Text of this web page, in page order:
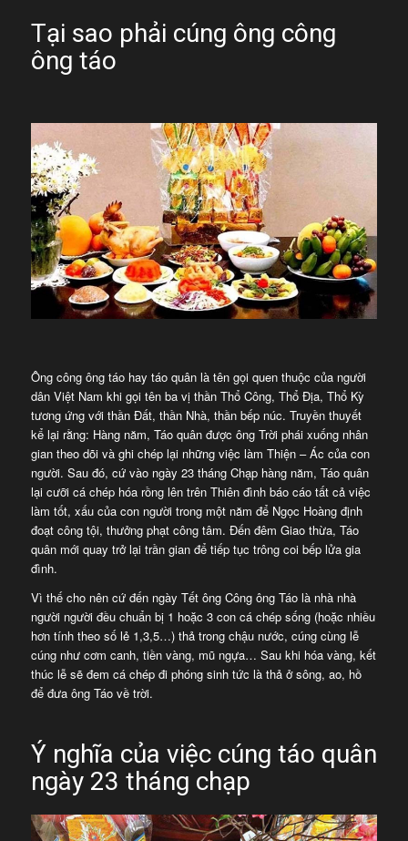
Tại sao phải cúng ông công
ông táo
Ông công ông táo hay táo quân là tên gọi quen thuộc của người
dân Việt Nam khi gọi tên ba vị thần Thổ Công, Thổ Địa, Thổ Kỳ
tương ứng với thần Đất, thần Nhà, thần bếp núc. Truyền thuyết
kể lại rằng: Hàng năm, Táo quân được ông Trời phái xuống nhân
gian theo dõi và ghi chép lại những việc làm Thiện – Ác của con
người. Sau đó, cứ vào ngày 23 tháng Chạp hàng năm, Táo quân
lại cưỡi cá chép hóa rồng lên trên Thiên đình báo cáo tất cả việc
làm tốt, xấu của con người trong một năm để Ngọc Hoàng định
đoạt công tội, thưởng phạt công tâm. Đến đêm Giao thừa, Táo
quân mới quay trở lại trần gian để tiếp tục trông coi bếp lửa gia
đình.
Vì thế cho nên cứ đến ngày Tết ông Công ông Táo là nhà nhà
người người đều chuẩn bị 1 hoặc 3 con cá chép sống (hoặc nhiều
hơn tính theo số lẻ 1,3,5…) thả trong chậu nước, cúng cùng lễ
cúng như cơm canh, tiền vàng, mũ ngựa… Sau khi hóa vàng, kết
thúc lễ sẽ đem cá chép đi phóng sinh tức là thả ở sông, ao, hồ
để đưa ông Táo về trời.
Ý nghĩa của việc cúng táo quân
ngày 23 tháng chạp